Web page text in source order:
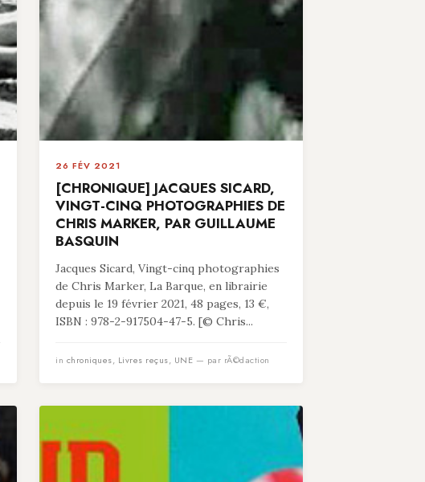
26 FÉV 2021
[CHRONIQUE] JACQUES SICARD,
VINGT-CINQ PHOTOGRAPHIES DE
CHRIS MARKER, PAR GUILLAUME
BASQUIN
Jacques Sicard, Vingt-cinq photographies
de Chris Marker, La Barque, en librairie
depuis le 19 février 2021, 48 pages, 13 €,
ISBN : 978-2-917504-47-5. [© Chris...
in chroniques, Livres reçus, UNE — par rÃ©daction